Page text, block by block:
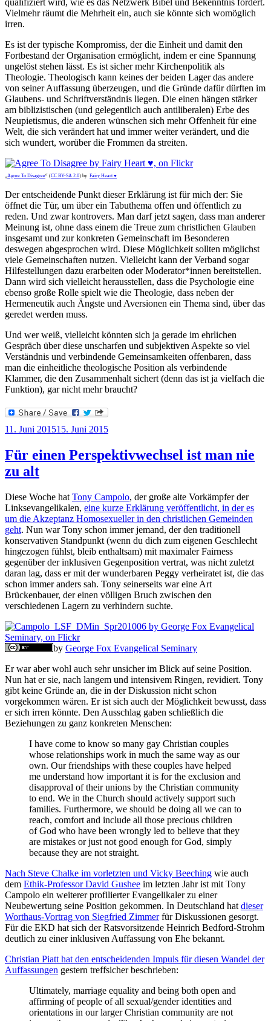
Vielmehr räumt die Mehrheit ein, auch sie könnte sich womöglich
irren.
Es ist der typische Kompromiss, der die Einheit und damit den
Fortbestand der Organisation ermöglicht, indem er eine Spannung
ungelöst stehen lässt. Es ist sicher mehr Kirchenpolitik als
Theologie. Theologisch kann keines der beiden Lager das andere
von seiner Auffassung überzeugen, und die Gründe dafür dürften im
Glaubens- und Schriftverständnis liegen. Die einen hängen stärker
am biblizistischen (und gelegentlich auch antiliberalen) Erbe des
Neupietismus, die anderen wünschen sich mehr Offenheit für eine
Welt, die sich verändert hat und immer weiter verändert, und die
sich wundert, worüber die Frommen da streiten.
Agree To Disagree“ (CC BY-SA 2.0) by Fairy Heart ♥
Der entscheidende Punkt dieser Erklärung ist für mich der: Sie
öffnet die Tür, um über ein Tabuthema offen und öffentlich zu
reden. Und zwar kontrovers. Man darf jetzt sagen, dass man anderer
Meinung ist, ohne dass einem die Treue zum christlichen Glauben
insgesamt und zur konkreten Gemeinschaft im Besonderen
deswegen abgesprochen wird. Diese Möglichkeit sollten möglichst
viele Gemeinschaften nutzen. Vielleicht kann der Verband sogar
Hilfestellungen dazu erarbeiten oder Moderator*innen bereitstellen.
Dann wird sich vielleicht herausstellen, dass die Psychologie eine
ebenso große Rolle spielt wie die Theologie, dass neben der
Hermeneutik auch Ängste und Aversionen ein Thema sind, über das
geredet werden muss.
Und wer weiß, vielleicht könnten sich ja gerade im ehrlichen
Gespräch über diese unscharfen und subjektiven Aspekte so viel
Verständnis und verbindende Gemeinsamkeiten offenbaren, dass
man die einheitliche theologische Position als verbindende
Klammer, die den Zusammenhalt sichert (denn das ist ja vielfach die
Funktion), gar nicht mehr braucht?
Veröffentlicht
11. Juni 201515. Juni 2015
Für einen Perspektivwechsel ist man nie
zu alt
Diese Woche hat Tony Campolo, der große alte Vorkämpfer der
Linksevangelikalen, eine kurze Erklärung veröffentlicht, in der es
um die Akzeptanz Homosexueller in den christlichen Gemeinden
geht. Nun war Tony schon immer jemand, der den traditionell
konservativen Standpunkt (wenn du dich zum eigenen Geschlecht
hingezogen fühlst, bleib enthaltsam) mit maximaler Fairness
gegenüber der inklusiven Gegenposition vertrat, was nicht zuletzt
daran lag, dass er mit der wunderbaren Peggy verheiratet ist, die das
schon immer anders sah. Tony seinerseits war eine Art
Brückenbauer, der einen völligen Bruch zwischen den
verschiedenen Lagern zu verhindern suchte.
by George Fox Evangelical Seminary
Er war aber wohl auch sehr unsicher im Blick auf seine Position.
Nun hat er sie, nach langem und intensivem Ringen, revidiert. Tony
gibt keine Gründe an, die in der Diskussion nicht schon
vorgekommen wären. Er ist sich auch der Möglichkeit bewusst, dass
er sich irren könnte. Den Ausschlag gaben schließlich die
Beziehungen zu ganz konkreten Menschen:
I have come to know so many gay Christian couples
whose relationships work in much the same way as our
own. Our friendships with these couples have helped
me understand how important it is for the exclusion and
disapproval of their unions by the Christian community
to end. We in the Church should actively support such
families. Furthermore, we should be doing all we can to
reach, comfort and include all those precious children
of God who have been wrongly led to believe that they
are mistakes or just not good enough for God, simply
because they are not straight.
Nach Steve Chalke im vorletzten und Vicky Beeching wie auch
dem Ethik-Professor David Gushee im letzten Jahr ist mit Tony
Campolo ein weiterer profilierter Evangelikaler zu einer
Neubewertung seine Position gekommen. In Deutschland hat dieser
Worthaus-Vortrag von Siegfried Zimmerfür Diskussionen gesorgt.
Für die EKD hat sich der Ratsvorsitzende Heinrich Bedford-Strohm
deutlich zu einer inklusiven Auffassung von Ehe bekannt.
Christian Piatt hat den entscheidenden Impuls für diesen Wandel der
Auffassungen gestern treffsicher beschrieben:
Ultimately, marriage equality and being both open and
affirming of people of all sexual/gender identities and
orientations in our larger Christian community are not